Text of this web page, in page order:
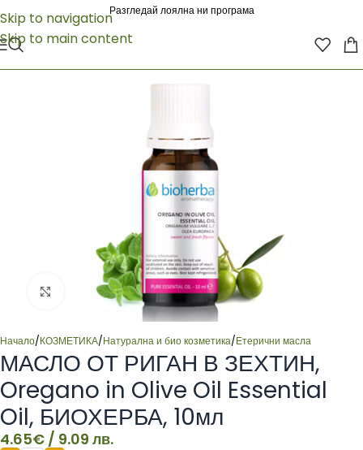
Skip to navigation
Skip to main content
Разгледай лоялна ни програма
Click to enlarge
Начало/КОЗМЕТИКА/Натурална и био козметика/Етерични масла
МАСЛО ОТ РИГАН В ЗЕХТИН,
Oregano in Olive Oil Essential
Oil, БИОХЕРБА, 10мл
4.65€ / 9.09 лв.